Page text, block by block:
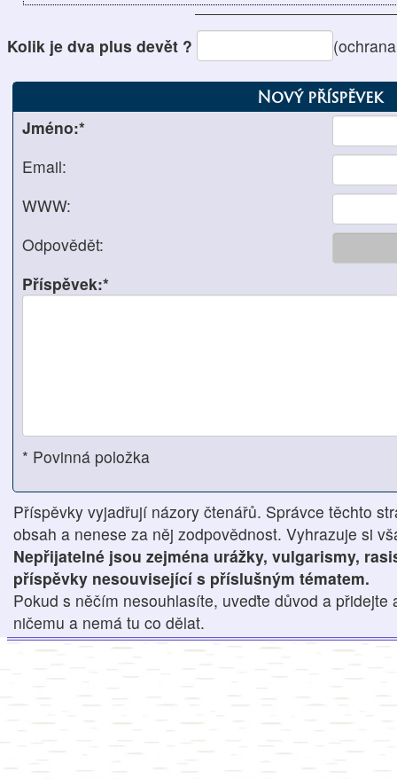
Kolik je dva plus devět ?
Nový příspěvek
Jméno:*
Email:
WWW:
Odpovědět:
Příspěvek:*
* Povinná položka
Příspěvky vyjadřují názory čtenářů. Správce těchto
obsah a nenese za něj zodpovědnost. Vyhrazuje si
Nepřijatelné jsou zejména urážky, vulgarismy,
příspěvky nesouvisející s příslušným tématem.
Pokud s něčím nesouhlasíte, uveďte důvod a přidejte
ničemu a nemá tu co dělat.